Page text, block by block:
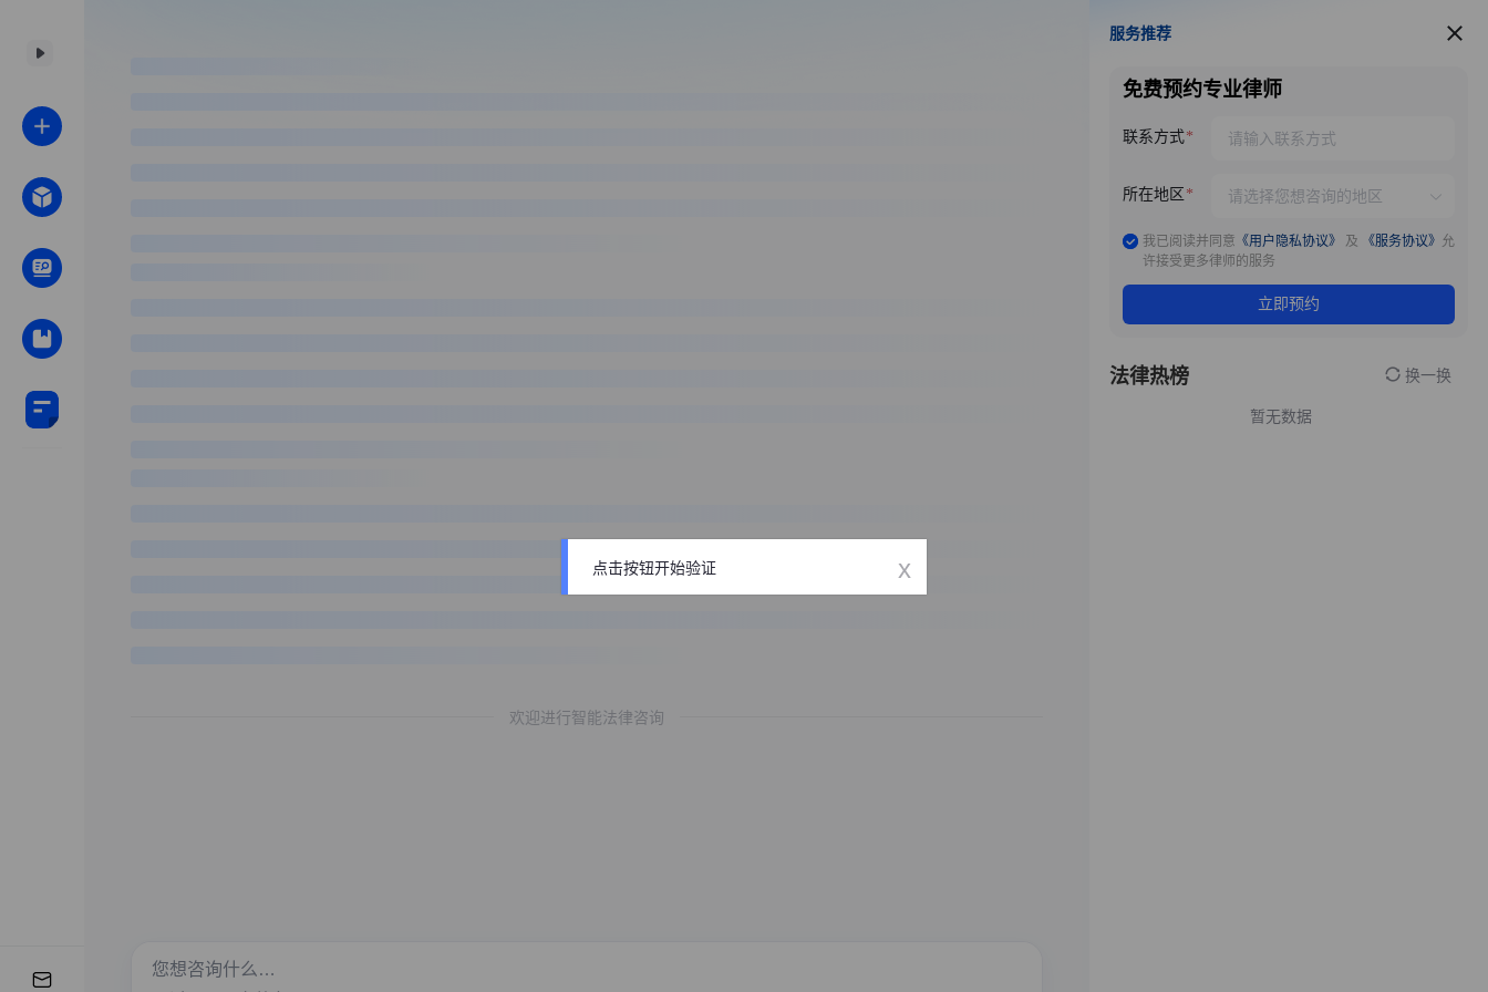
欢迎进行智能法律咨询
服务推荐
服务推荐
免费预约专业律师
联系方式
所在地区
我已阅读并同意 《用户隐私协议》 及 《服务协议》 允
许接受更多律师的服务
立即预约
法律热榜 换一换
暂无数据
点击按钮开始验证 x